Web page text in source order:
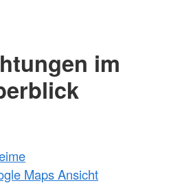
im
Maps Ansicht